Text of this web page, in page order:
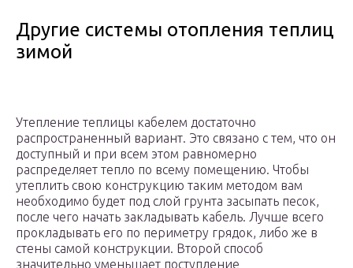
Другие системы отопления теплиц
зимой
Утепление теплицы кабелем достаточно
распространенный вариант. Это связано с тем, что он
доступный и при всем этом равномерно
распределяет тепло по всему помещению. Чтобы
утеплить свою конструкцию таким методом вам
необходимо будет под слой грунта засыпать песок,
после чего начать закладывать кабель. Лучше всего
прокладывать его по периметру грядок, либо же в
стены самой конструкции. Второй способ
значительно уменьшает поступление